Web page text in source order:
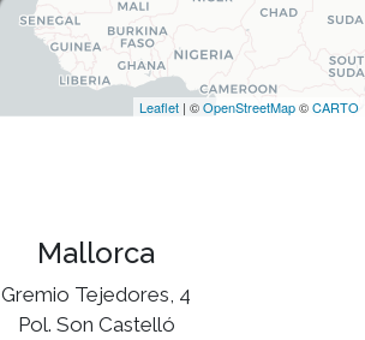
Leaflet | ©OpenStreetMap©CARTO
Mallorca
Gremio Tejedores, 4
Pol. Son Castelló